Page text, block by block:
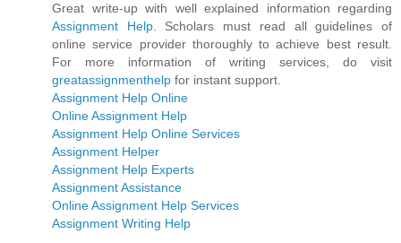
Great write-up with well explained information regarding
Assignment Help. Scholars must read all guidelines of
online service provider thoroughly to achieve best result.
For more information of writing services, do visit
greatassignmenthelp for instant support.
Assignment Help Online
Online Assignment Help
Assignment Help Online Services
Assignment Helper
Assignment Help Experts
Assignment Assistance
Online Assignment Help Services
Assignment Writing Help